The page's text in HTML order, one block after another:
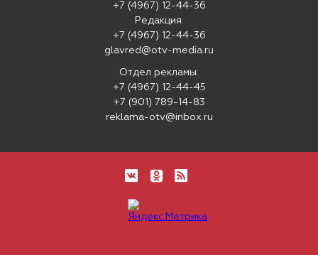
+7 (4967) 12-44-36
Редакция:
+7 (4967) 12-44-36
glavred@otv-media.ru
Отдел рекламы:
+7 (4967) 12-44-45
+7 (901) 789-14-83
reklama-otv@inbox.ru